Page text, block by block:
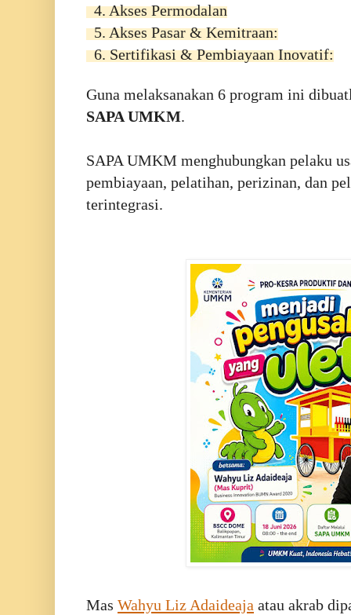
4. Akses Permodalan
5. Akses Pasar & Kemitraan:
6. Sertifikasi & Pembiayaan Inovatif:
Guna melaksanakan 6 program ini
SAPA UMKM.
SAPA UMKM menghubungkan pelaku
pembiayaan, pelatihan, perizinan, dan
terintegrasi.
Mas Wahyu Liz Adaideaja atau akrab